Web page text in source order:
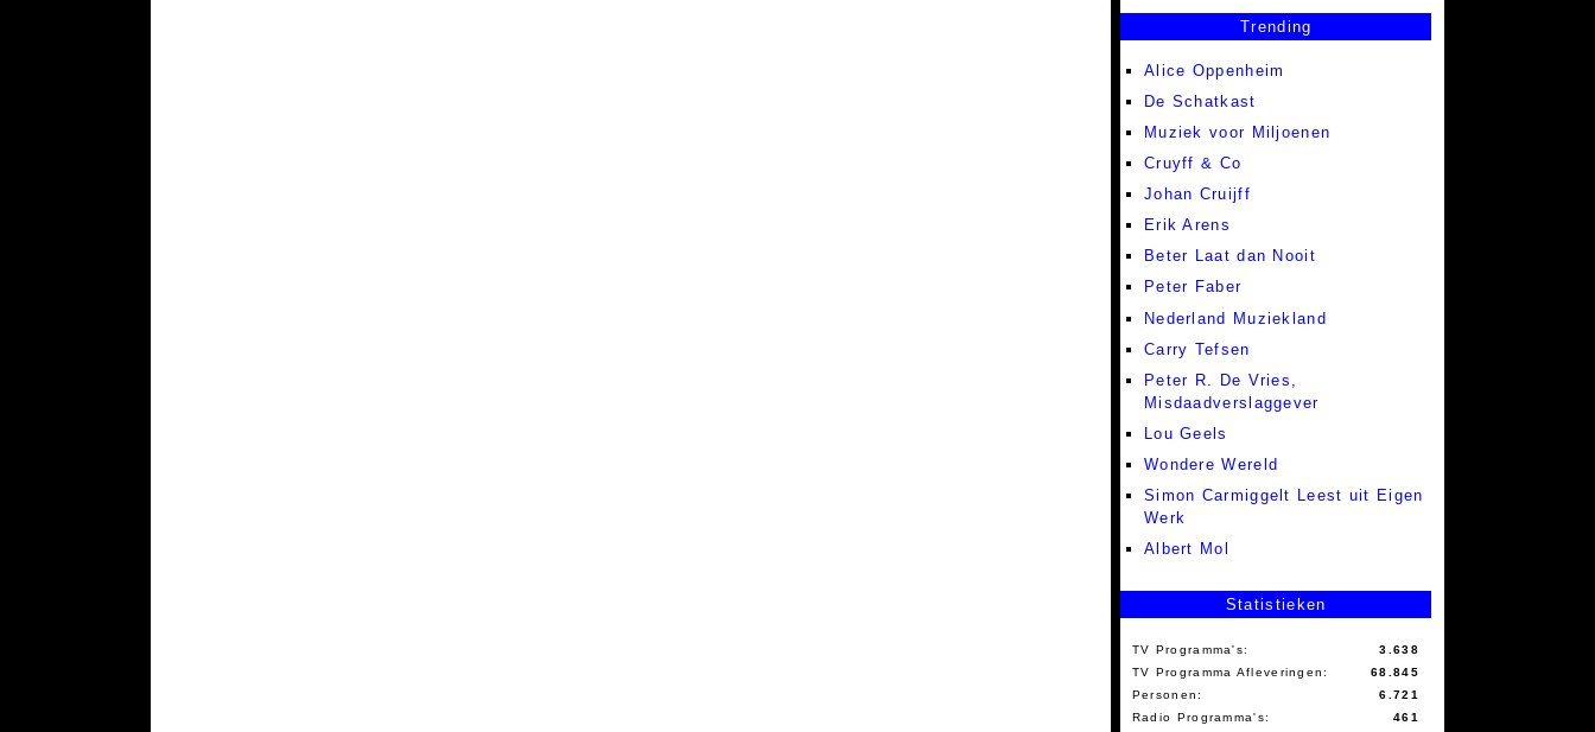
Trending
Alice Oppenheim
De Schatkast
Muziek voor Miljoenen
Cruyff & Co
Johan Cruijff
Erik Arens
Beter Laat dan Nooit
Peter Faber
Nederland Muziekland
Carry Tefsen
Peter R. De Vries,
Misdaadverslaggever
Lou Geels
Wondere Wereld
Simon Carmiggelt Leest uit Eigen
Werk
Albert Mol
Statistieken
TV Programma's:
3.638
TV Programma Afleveringen:
68.845
Personen:
6.721
Radio Programma's:
461